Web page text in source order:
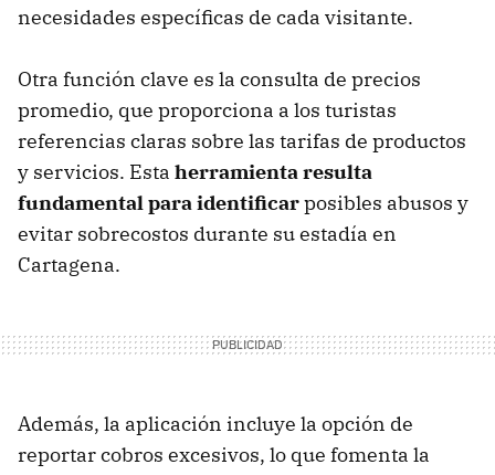
necesidades específicas de cada visitante.
Otra función clave es la consulta de precios
promedio, que proporciona a los turistas
referencias claras sobre las tarifas de productos
y servicios. Esta herramienta resulta
fundamental para identificarposibles abusos y
evitar sobrecostos durante su estadía en
Cartagena.
Además, la aplicación incluye la opción de
reportar cobros excesivos, lo que fomenta la